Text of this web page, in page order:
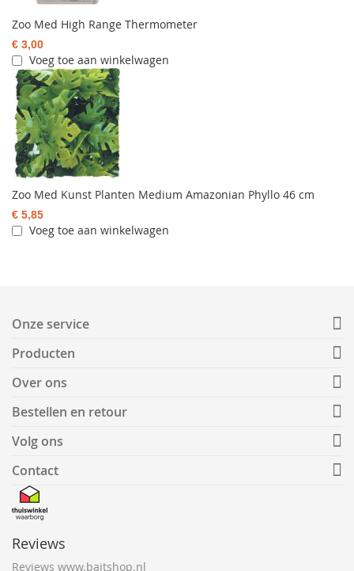
Zoo Med High Range Thermometer
€ 3,00
Voeg toe aan winkelwagen
Zoo Med Kunst Planten Medium Amazonian Phyllo 46 cm
€ 5,85
Voeg toe aan winkelwagen
Onze service
Producten
Over ons
Bestellen en retour
Volg ons
Contact
Reviews
Reviews www.baitshop.nl